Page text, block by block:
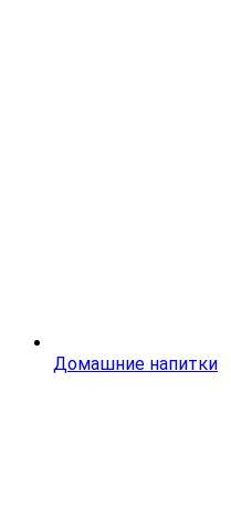
Домашние напитки